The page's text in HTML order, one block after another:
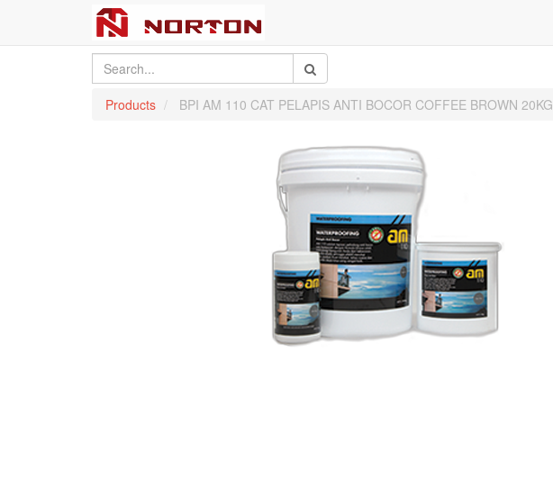
Products BPI AM 110 CAT PELAPIS ANTI BOCOR COFFEE BROWN 20KG